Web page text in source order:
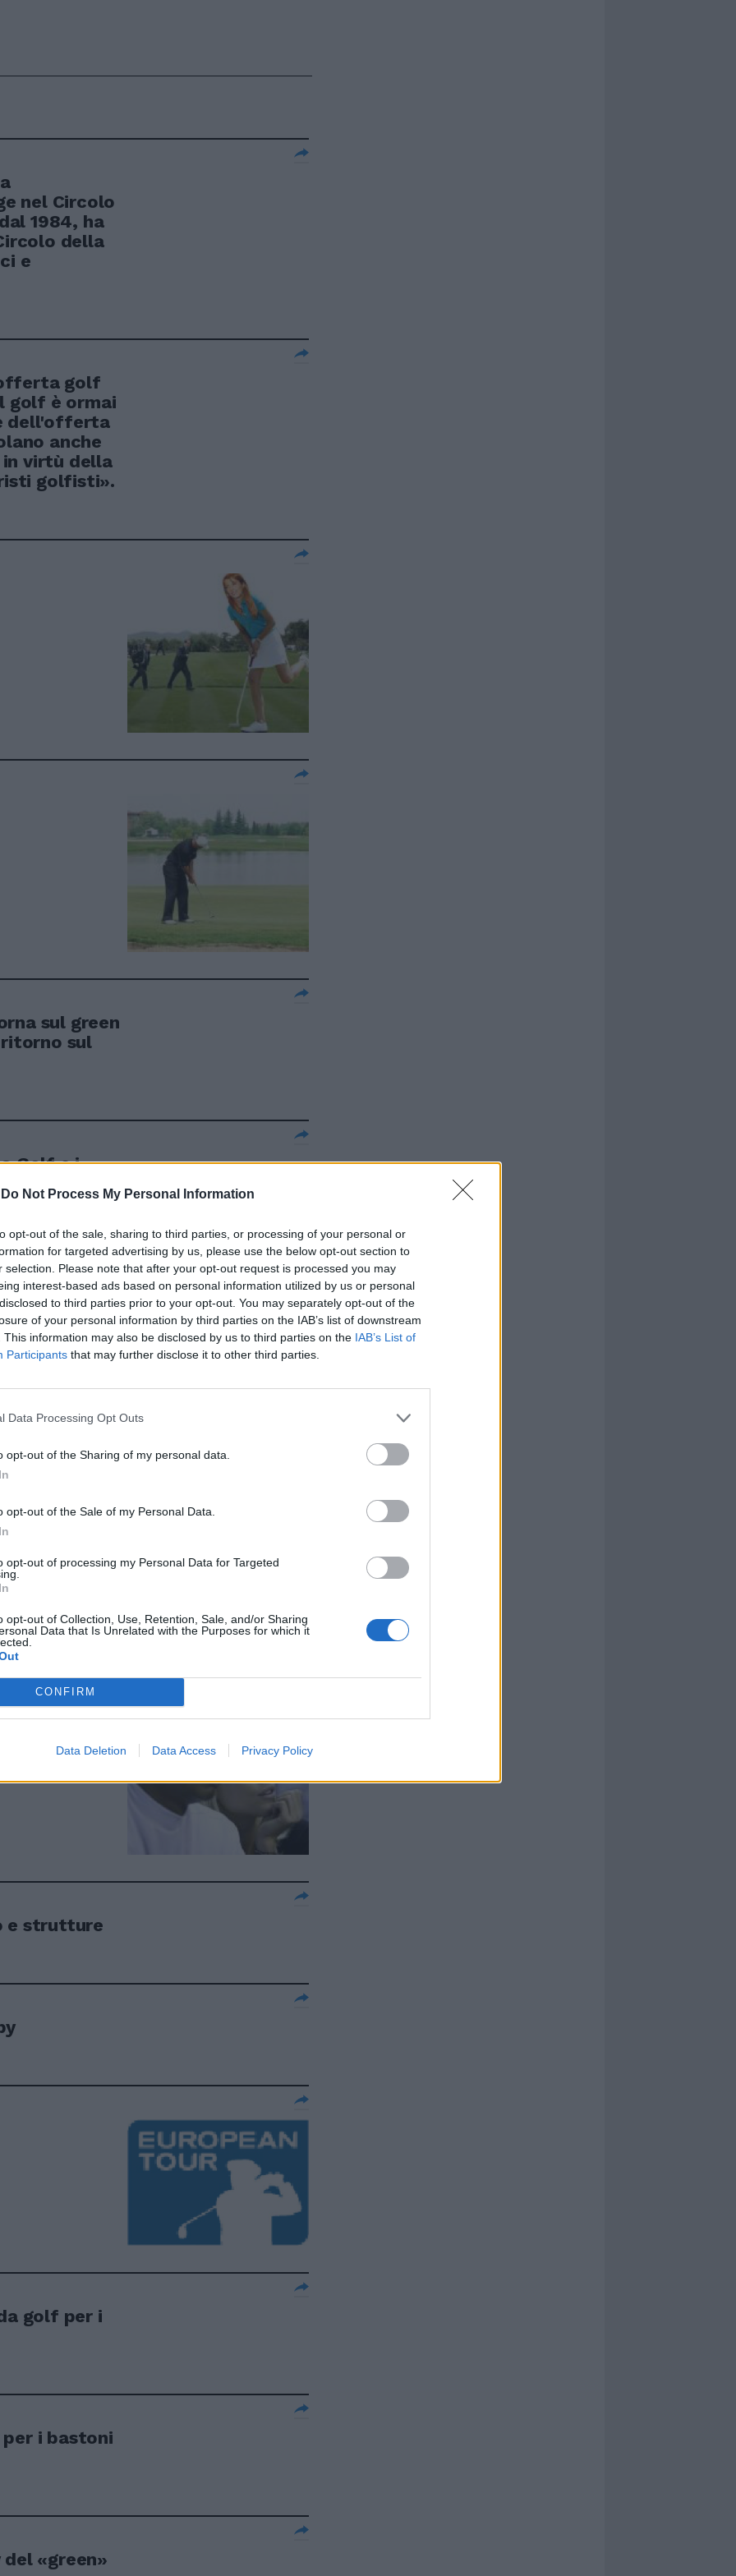
Do Not Process My Personal Information
opt-out of the sale, sharing to third parties, or processing of your personal or
for targeted advertising by us, please use the below opt-out section to
selection. Please note that after your opt-out request is processed you may
interest-based ads based on personal information utilized by us or personal
to third parties prior to your opt-out. You may separately opt-out of the
of your personal information by third parties on the IAB’s list of downstream
This information may also be disclosed by us to third parties on the IAB’s List of
Participants that may further disclose it to other third parties.
Data Processing Opt Outs
opt-out of the Sharing of my personal data.
opt-out of the Sale of my Personal Data.
opt-out of processing my Personal Data for Targeted
opt-out of Collection, Use, Retention, Sale, and/or Sharing
Data that Is Unrelated with the Purposes for which it
CONFIRM
Data Deletion Data Access Privacy Policy
nel Circolo
1984, ha
della
e
golf
golf è ormai
dell'offerta
anche
virtù della
golfisti».
sul green
ritorno sul
Golf e i
lui»
dal sesso
per
dal
faccia.
Time Tv
e strutture
golf per i
per i bastoni
del «green»